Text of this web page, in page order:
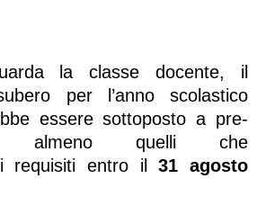
la classe docente, il
per l’anno scolastico
essere sottoposto a pre-
almeno quelli che
i requisiti entro il31 agosto